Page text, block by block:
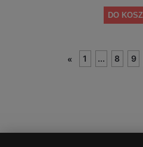
DO
« 1 ... 8 9